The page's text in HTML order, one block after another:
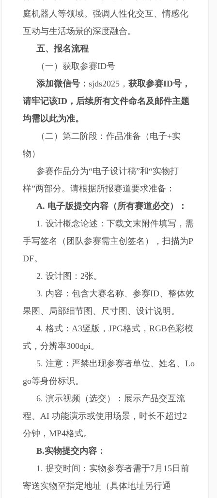
庭机器人等领域。强调人性化交互、情感化
互动与生活场景的深度融合。
五、报名流程
（一）获取参赛ID号
添加微信号： sjds2025， 获取参赛ID号，
请牢记该ID，后续所有文件命名及邮件主题
均需以此为准。
（二）第二阶段：作品准备（电子+实
物）
参赛作品分为“电子设计稿”和“实物打
样”两部分。请根据所报赛道要求准备：
A. 电子版提交内容（所有赛道必交）：
1. 设计概念论述：下载文末附件填写，需
手写签名（团队参赛需主创签名），扫描为P
DF。
2. 设计图：2张。
3. 内容：包含大赛名称、参赛ID、整体效
果图、局部细节图、尺寸图、设计说明。
4. 格式：A3竖版，JPG格式，RGB色彩模
式，分辨率300dpi。
5. 注意：严禁出现参赛者单位、姓名、Lo
go等身份标识。
6. 演示视频（选交）：展示产品交互流
程、AI 功能演示或使用场景，时长不超过2
分钟，MP4格式。
B.实物提交内容：
1. 提交时间：实物参赛者需于7月15日前
寄送实物至指定地址（具体地址另行通